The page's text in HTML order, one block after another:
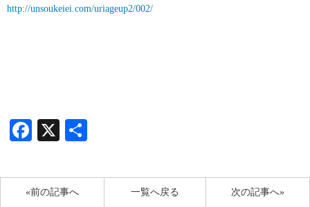
http://unsoukeiei.com/uriageup2/002/
Facebook
X
«前の記事へ 次の記事へ»
一覧へ戻る